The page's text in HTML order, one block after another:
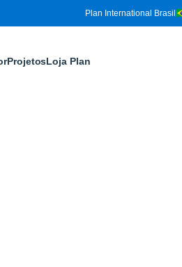
Plan International Brasil
ProjetosLoja Plan